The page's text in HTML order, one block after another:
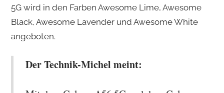
5G wird in den Farben Awesome Lime, Awesome
Black, Awesome Lavender und Awesome White
angeboten. ​
Der Technik-Michel meint: